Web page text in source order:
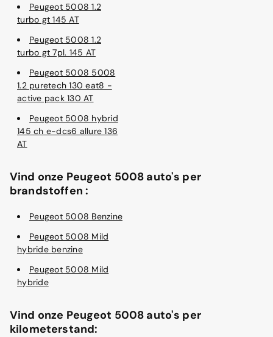
Peugeot 5008 1.2
turbo gt 145 AT
Peugeot 5008 1.2
turbo gt 7pl. 145 AT
Peugeot 5008 5008
1.2 puretech 130 eat8 -
active pack 130 AT
Peugeot 5008 hybrid
145 ch e-dcs6 allure 136
AT
Vind onze Peugeot 5008 auto's per
brandstoffen :
Peugeot 5008 Benzine
Peugeot 5008 Mild
hybride benzine
Peugeot 5008 Mild
hybride
Vind onze Peugeot 5008 auto's per
kilometerstand: